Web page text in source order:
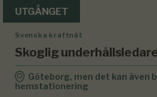
UTGÅNGET
Svenska kraftnät
Skoglig
Göteborg, men det kan även
hemstationering